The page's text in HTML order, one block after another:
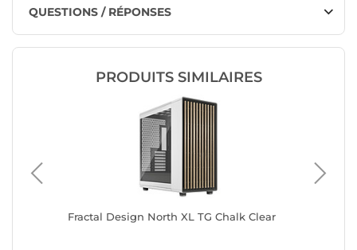
QUESTIONS / RÉPONSES
PRODUITS SIMILAIRES
Fractal Design North XL TG Chalk Clear